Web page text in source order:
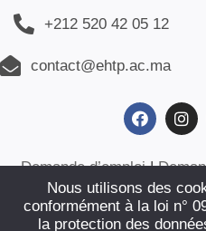
+212 520 42 05 12
contact@ehtp.ac.ma
Demande d’emploi|
confidentialité|
Nous utilisons des
conformément à la loi n°
la protection des